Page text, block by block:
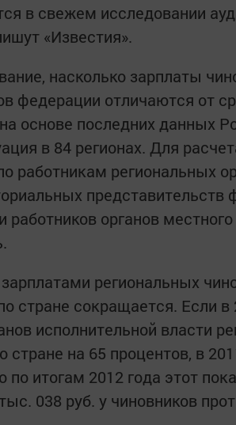
в свежем исследовании
«Известия».
насколько зарплаты
федерации отличаются от
основе последних данных
в 84 регионах. Для
работникам региональных
представительств
работников органов местного
региональных
стране сокращается. Если в
исполнительной власти
на 65 процентов, в
итогам 2012 года этот
038 руб. у чиновников